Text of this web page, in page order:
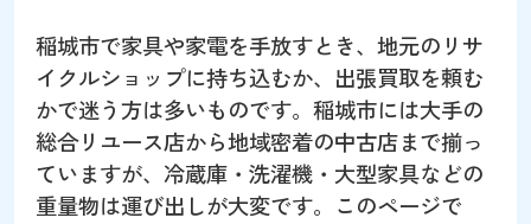
稲城市で家具や家電を手放すとき、地元のリサ
イクルショップに持ち込むか、出張買取を頼む
かで迷う方は多いものです。稲城市には大手の
総合リユース店から地域密着の中古店まで揃っ
ていますが、冷蔵庫・洗濯機・大型家具などの
重量物は運び出しが大変です。このページで